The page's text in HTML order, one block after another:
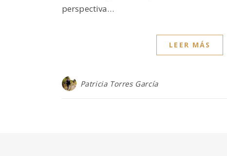
perspectiva…
LEER MÁS
Patricia Torres García